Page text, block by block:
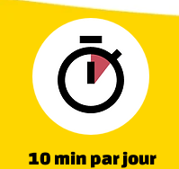
10 min par jour